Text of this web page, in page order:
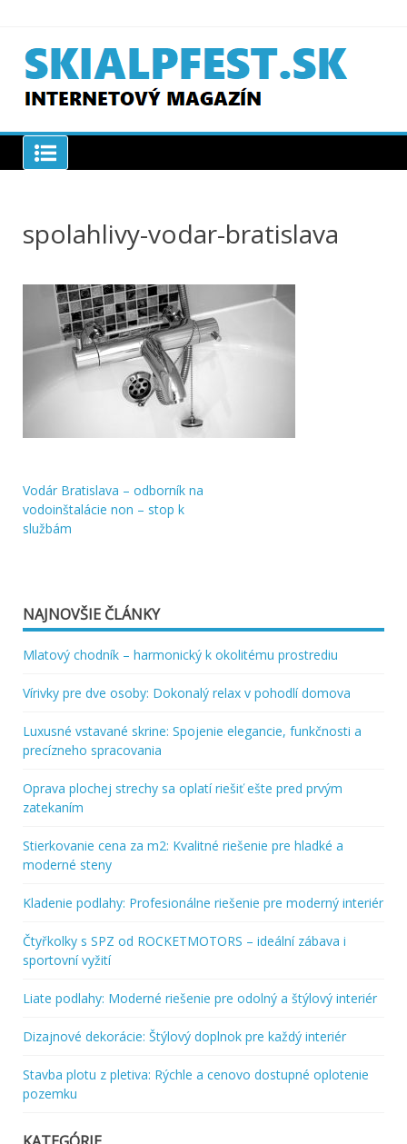
content
SKIAPLFEST.SK
spolahlivy-vodar-bratislava
Navigácia
v
Vodár Bratislava – odborník na
vodoinštalácie non – stop k
službám
NAJNOVŠIE ČLÁNKY
Mlatový chodník – harmonický k okolitému prostrediu
Vírivky pre dve osoby: Dokonalý relax v pohodlí domova
Luxusné vstavané skrine: Spojenie elegancie, funkčnosti a
precízneho spracovania
Oprava plochej strechy sa oplatí riešiť ešte pred prvým
zatekaním
Stierkovanie cena za m2: Kvalitné riešenie pre hladké a
moderné steny
Kladenie podlahy: Profesionálne riešenie pre moderný interiér
Čtyřkolky s SPZ od ROCKETMOTORS – ideální zábava i
sportovní vyžití
Liate podlahy: Moderné riešenie pre odolný a štýlový interiér
Dizajnové dekorácie: Štýlový doplnok pre každý interiér
Stavba plotu z pletiva: Rýchle a cenovo dostupné oplotenie
pozemku